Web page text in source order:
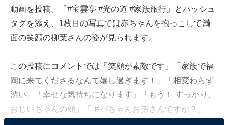
動画を投稿。「#宝雲亭 #光の道 #家族旅行」とハッシュ
タグを添え、1枚目の写真では赤ちゃんを抱っこして満
面の笑顔の柳葉さんの姿が見られます。
この投稿にコメントでは「笑顔が素敵です」「家族で福
岡に来てくださるなんて嬉し過ぎます！」「相変わらず
渋い」「幸せな気持ちになります」「もう！ すっかり、
おじいちゃんの顔」「ギバちゃんお孫さんですか？」